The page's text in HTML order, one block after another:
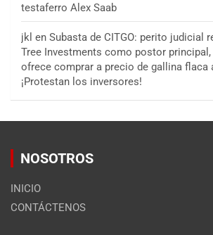
testaferro Alex Saab
jkl en Subasta de CITGO: perito judicial
Tree Investments como postor principal,
ofrece comprar a precio de gallina flaca
¡Protestan los inversores!
NOSOTROS
INICIO
CONTÁCTENOS